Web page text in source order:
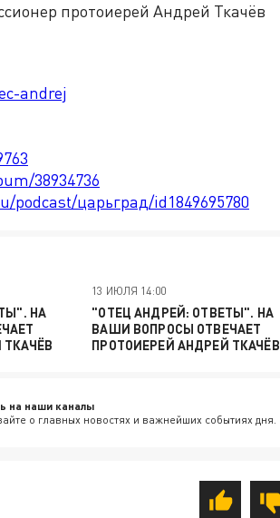
протоиерей Андрей Ткачёв
andrej
38934736
царьград/id1849695780
НА
13 ИЮЛЯ 14:00
"ОТЕЦ АНДРЕЙ: ОТВЕТЫ". НА
ВАШИ ВОПРОСЫ ОТВЕЧАЕТ
ПРОТОИЕРЕЙ АНДРЕЙ ТКАЧЁВ
на наши каналы
о главных новостях и важнейших событиях дня.